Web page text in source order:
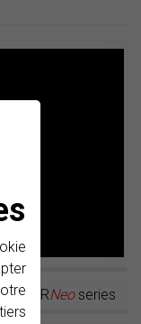
Neoseries